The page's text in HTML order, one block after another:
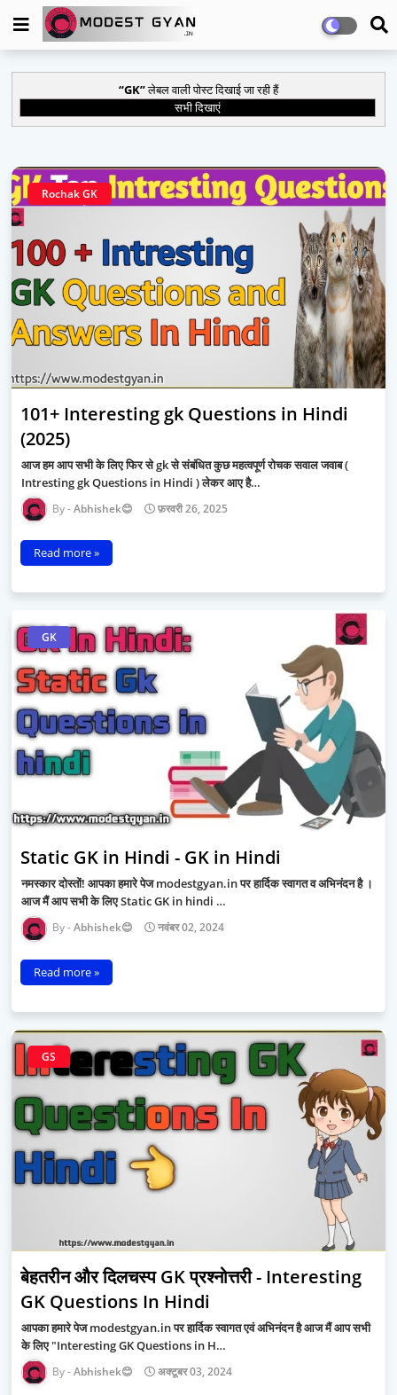
GK लेबल वाली पोस्ट दिखाई जा रही हैं
सभी दिखाएं
Rochak GK
101+ Interesting gk Questions in Hindi
(2025)
आज हम आप सभी के लिए फिर से gk से संबंधित कुछ महत्वपूर्ण रोचक सवाल जवाब (
Intresting gk Questions in Hindi ) लेकर आए है…
Abhishek😊 फ़रवरी 26, 2025
Read more »
GK
Static GK in Hindi - GK in Hindi
नमस्कार दोस्तों! आपका हमारे पेज modestgyan.in पर हार्दिक स्वागत व अभिनंदन है ।
आज मैं आप सभी के लिए Static GK in hindi …
Abhishek😊 नवंबर 02, 2024
Read more »
GS
बेहतरीन और दिलचस्प GK प्रश्नोत्तरी - Interesting
GK Questions In Hindi
आपका हमारे पेज modestgyan.in पर हार्दिक स्वागत एवं अभिनंदन है आज मैं आप सभी
के लिए "Interesting GK Questions in H…
Abhishek😊 अक्टूबर 03, 2024